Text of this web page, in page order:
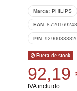
Marca: PHILIPS
EAN:
P/N:
Fuera de stock
92,19
IVA incluido